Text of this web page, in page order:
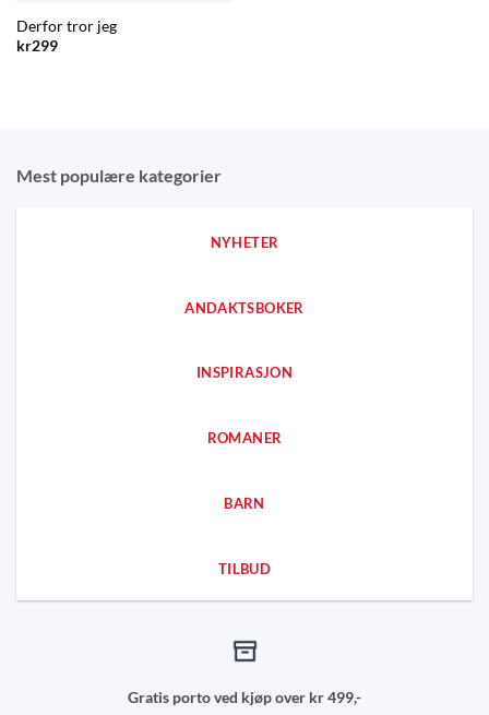
Derfor tror jeg
kr299
Mest populære kategorier
NYHETER
ANDAKTSBOKER
INSPIRASJON
ROMANER
BARN
TILBUD
Gratis porto ved kjøp over kr 499,-